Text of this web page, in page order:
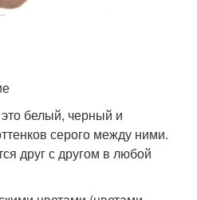
белый, черный и
серого между ними.
друг с другом в любой